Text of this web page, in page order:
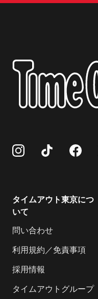
タイムアウト東京につ
いて
問い合わせ
利用規約／免責事項
採用情報
タイムアウトグループ